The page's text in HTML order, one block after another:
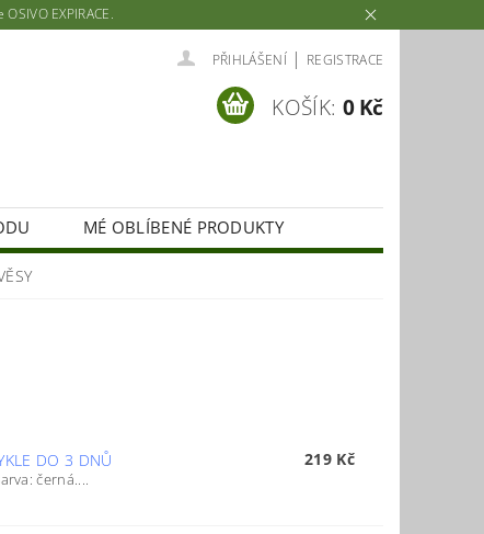
EXPIRACE.
PŘIHLÁŠENÍ | REGISTRACE
KOŠÍK: 0 Kč
MÉ OBLÍBENÉ PRODUKTY
DO 3 DNŮ
černá....
219 Kč